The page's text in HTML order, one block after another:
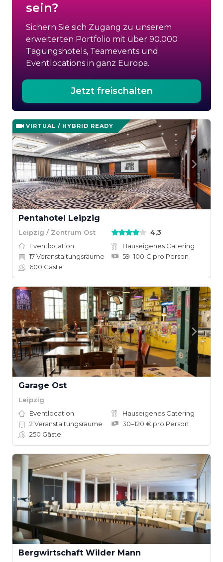
sein?
Sichern Sie sich Zugang zu unserem
erweiterten Portfolio mit über 90.000
Tagungshotels, Teamevents und
Eventlocations in ganz Europa.
Jetzt freischalten
VIRTUAL / HYBRID READY
Pentahotel Leipzig
Leipzig / Zentrum Ost 4,3
Eventlocation
Hauseigenes Catering
17Veranstaltungsräume
59–100 € pro Person
600 Gäste
Garage Ost
Leipzig
Eventlocation
Hauseigenes Catering
2 Veranstaltungsräume
30–120 € pro Person
250 Gäste
Bergwirtschaft Wilder Mann